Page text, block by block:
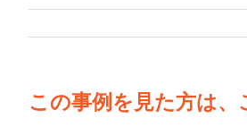
この事例を見た方は